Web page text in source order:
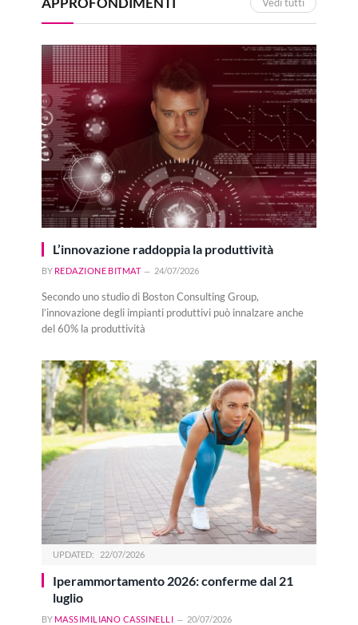
Vedi tutti
L’innovazione raddoppia la produttività
BY REDAZIONE BITMAT 24/07/2026
Secondo uno studio di Boston Consulting Group,
l’innovazione degli impianti produttivi può innalzare anche
del 60% la produttività
UPDATED: 22/07/2026
Iperammortamento 2026: conferme dal 21
luglio
BY MASSIMILIANO CASSINELLI 20/07/2026